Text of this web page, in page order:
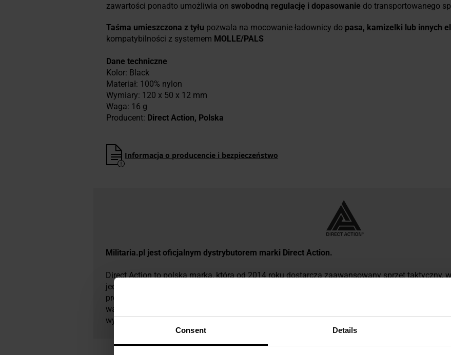
Consent Details
zawartości ponadto umożliwia on swobodną regulację i dopasowanie do transportowanego
Taśma umieszczona z tyłu pozwala na mocowanie ładownicy do pasa, kamizelki lub innych
kompatybilności z systemem MOLLE/PALS
Dane techniczne
Kolor: Black
Materiał: 100% nylon
Wymiary: 120 x 50 x 12 mm
Waga: 16 g
Producent: Direct Action, Polska
Informacja o producencie i bezpieczeństwo
​Militaria.pl jest oficjalnym dystrybutorem marki Direct Action.
Direct Action to polska marka, która od 2014 roku dostarcza zaawansowany sprzęt taktyczny,
jednostki specjalne, m.in. JW GROM i francuski RAID. Łącząc doświadczenie wojskowych
projektowania, tworzy nowoczesne systemy bojowe dopasowane do potrzeb profesjonalistów i
walki. Produkty takie jak popularne kamizelki Spitfire czy plecaki Halifax wyróżniają się
wykorzystaniem wytrzymałych materiałów.